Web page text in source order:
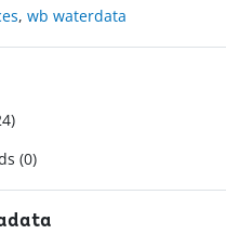
, wb waterdata
)
(0)